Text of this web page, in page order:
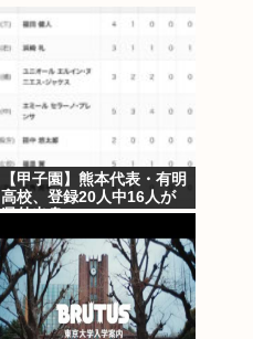
【甲子園】熊本代表・有明
高校、登録20人中16人が
県外出身